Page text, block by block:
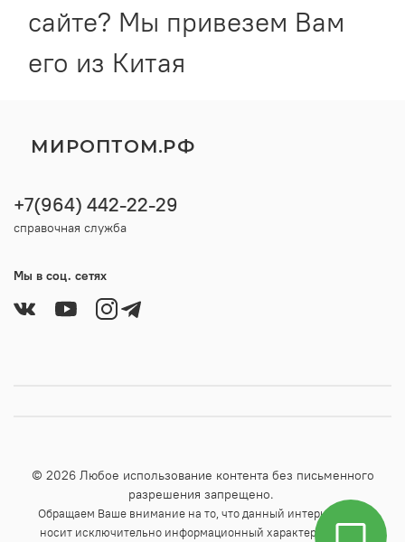
сайте? Мы привезем Вам
его из Китая
МИРОПТОМ.РФ
+7(964) 442-22-29
справочная служба
Мы в соц. сетях
© 2026 Любое использование контента без письменного
разрешения запрещено.
Обращаем Ваше внимание на то, что данный интернет-сайт
носит исключительно информационный характер и ни при